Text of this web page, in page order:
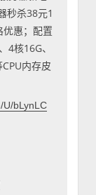
秒杀38元1
优惠；配置
4核16G、
内存皮
U/bLynLC